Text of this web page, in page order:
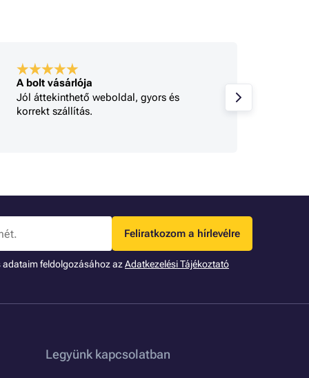
A bolt vásárlója
Jól áttekinthető weboldal, gyors és
korrekt szállítás.
Feliratkozom a hírlevélre
adataim feldolgozásához azAdatkezelési Tájékoztató
Legyünk kapcsolatban